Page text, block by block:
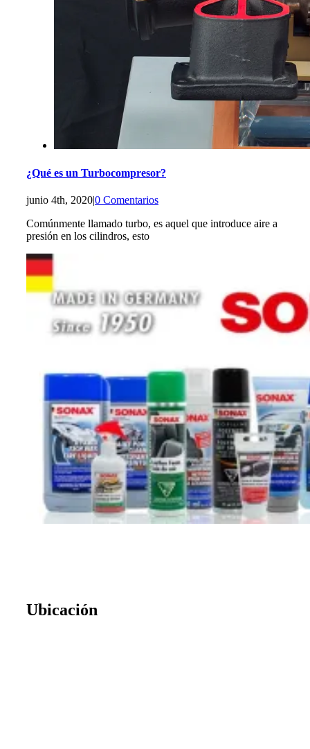
¿Qué es un Turbocompresor?
junio 4th, 2020|0 Comentarios
Comúnmente llamado turbo, es aquel que introduce aire a
presión en los cilindros, esto
Ubicación